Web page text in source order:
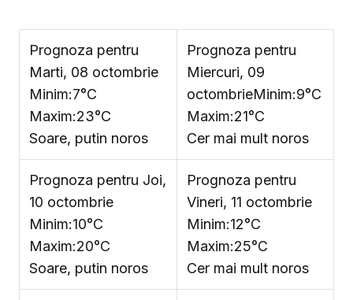
Prognoza pentru
Marti, 08 octombrie
Minim:7°C
Maxim:23°C
Soare, putin noros
Prognoza pentru
Miercuri, 09
octombrieMinim:9°C
Maxim:21°C
Cer mai mult noros
Prognoza pentru Joi,
10 octombrie
Minim:10°C
Maxim:20°C
Soare, putin noros
Prognoza pentru
Vineri, 11 octombrie
Minim:12°C
Maxim:25°C
Cer mai mult noros